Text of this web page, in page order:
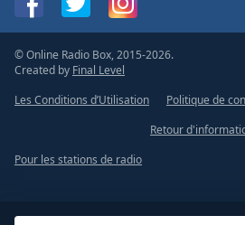
© Online Radio Box, 2015-2026.
Created by Final Level
Les Conditions d’Utilisation
Politique de
Retour
Pour les stations de radio